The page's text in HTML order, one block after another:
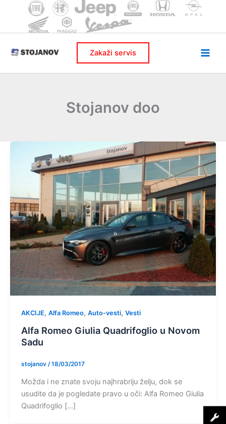
Zakaži servis
Stojanov doo
AKCIJE, Alfa Romeo, Auto-vesti, Vesti
Alfa Romeo Giulia Quadrifoglio u Novom
Sadu
stojanov /18/03/2017
Možda i ne znate svoju najhrabriju želju, dok se
usudite da je pogledate pravo u oči: Alfa Romeo Giulia
Quadrifoglio […]